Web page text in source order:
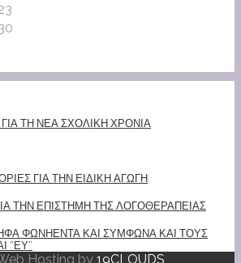
ΤΗ ΝΕΑ ΣΧΟΛΙΚΗ ΧΡΟΝΙΑ
ΓΙΑ ΤΗΝ ΕΙΔΙΚΗ ΑΓΩΓΗ
ΤΗΝ ΕΠΙΣΤΗΜΗ ΤΗΣ ΛΟΓΟΘΕΡΑΠΕΙΑΣ
ΦΩΝΗΕΝΤΑ ΚΑΙ ΣΥΜΦΩΝΑ ΚΑΙ ΤΟΥΣ
“ΕΥ”
Hosting by 19CLOUDS